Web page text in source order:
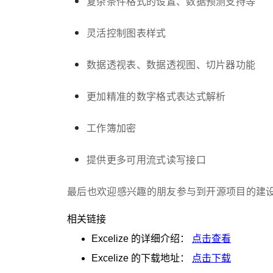
灵活控制图表样式
数据透视表、数据透视图、切片器功能
更加精准的数字格式表达式解析
工作簿加密
提供更多可用流式读写接口
最后也欢迎感兴趣的朋友参与到开源项目的建
相关链接
Excelize 的详细介绍：
点击查看
Excelize 的下载地址： 点击下载